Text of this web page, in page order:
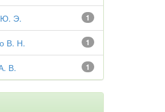
1
Ю. Э.
1
В. Н.
1
В.